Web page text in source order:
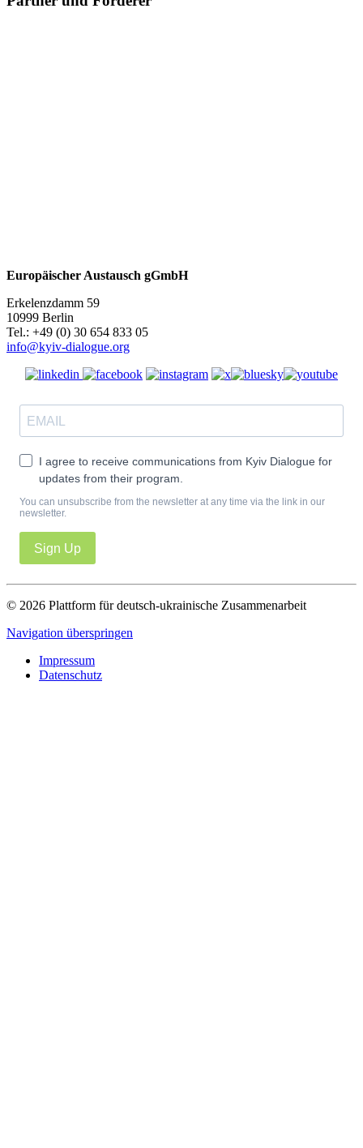
Europäischer Austausch gGmbH
Erkelenzdamm 59
10999 Berlin
Теl.: +49 (0) 30 654 833 05
info@kyiv-dialogue.org
I agree to receive communications from Kyiv Dialogue for
updates from their program.
You can unsubscribe from the newsletter at any time via the link in our
newsletter.
Sign Up
© 2026 Plattform für deutsch-ukrainische Zusammenarbeit
Navigation überspringen
Impressum
Datenschutz